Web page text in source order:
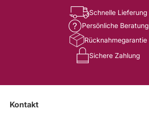
Schnelle Lieferung
Persönliche Beratung
Rücknahmegarantie
Sichere Zahlung
Kontakt